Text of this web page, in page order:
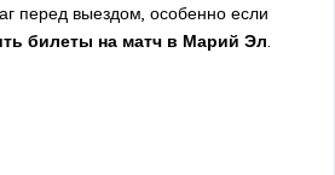
перед выездом, особенно если
билеты на матч в Марий Эл.